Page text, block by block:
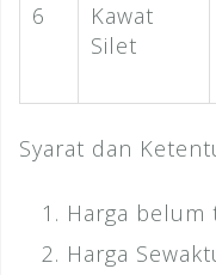
6
Kawat
Silet
Syarat dan
Harga belum
Harga